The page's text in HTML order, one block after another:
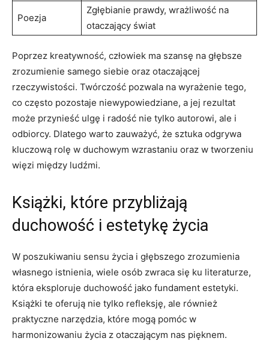
Poezja
Zgłębianie prawdy, wrażliwość na
otaczający świat
Poprzez kreatywność, człowiek ma szansę na głębsze
zrozumienie samego siebie oraz otaczającej
rzeczywistości. Twórczość pozwala na wyrażenie tego,
co często pozostaje niewypowiedziane, a jej rezultat
może przynieść ulgę i radość nie tylko autorowi, ale i
odbiorcy. Dlatego warto zauważyć, że sztuka odgrywa
kluczową rolę w duchowym wzrastaniu oraz w tworzeniu
więzi między ludźmi.
Książki, które przybliżają
duchowość i estetykę życia
W poszukiwaniu sensu życia i głębszego zrozumienia
własnego istnienia, wiele osób zwraca się ku literaturze,
która eksploruje duchowość jako fundament estetyki.
Książki te oferują nie tylko refleksję, ale również
praktyczne narzędzia, które mogą pomóc w
harmonizowaniu życia z otaczającym nas pięknem.